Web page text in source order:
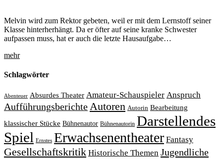
Melvin wird zum Rektor gebeten, weil er mit dem Lernstoff seiner
Klasse hinterherhängt. Da er öfter auf seine kranke Schwester
aufpassen muss, hat er auch die letzte Hausaufgabe…
mehr
Schlagwörter
Abenteuer Absurdes Theater Amateur-Schauspieler Anspruch
Aufführungsberichte Autoren Autorin Bearbeitung
klassischer Stücke Bühnenautor Bühnenautorin Darstellendes
Spiel Ernstes Erwachsenentheater Fantasy
Gesellschaftskritik Historische Themen Jugendliche